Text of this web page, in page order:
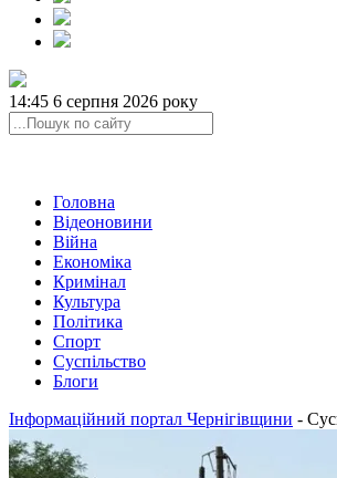
14:45 6 серпня 2026 року
Головна
Відеоновини
Війна
Економіка
Кримінал
Культура
Політика
Спорт
Суспільство
Блоги
Інформаційний портал Чернігівщини -